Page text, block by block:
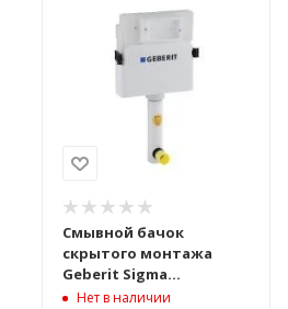
Смывной бачок
скрытого монтажа
Geberit Sigma
109.100.00.1
Нет в наличии